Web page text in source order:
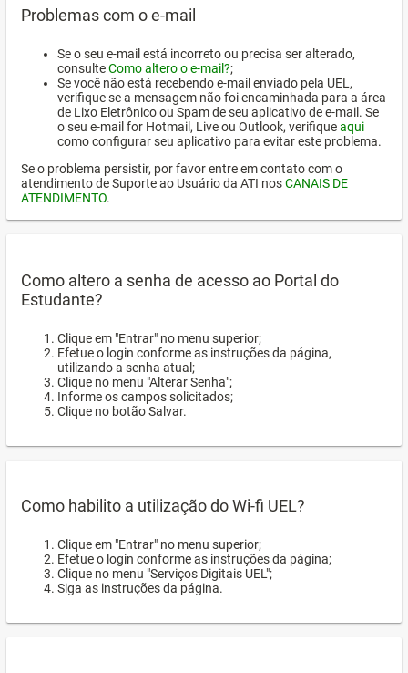
Problemas com o e-mail
Se o seu e-mail está incorreto ou precisa ser alterado,
consulteComo altero o e-mail?;
Se você não está recebendo e-mail enviado pela UEL,
verifique se a mensagem não foi encaminhada para a área
de Lixo Eletrônico ou Spam de seu aplicativo de e-mail. Se
o seu e-mail for Hotmail, Live ou Outlook, verifiqueaqui
como configurar seu aplicativo para evitar este problema.
Se o problema persistir, por favor entre em contato com o
atendimento de Suporte ao Usuário da ATI nosCANAIS DE
ATENDIMENTO.
Como altero a senha de acesso ao Portal do
Estudante?
Clique em "Entrar" no menu superior;
Efetue o login conforme as instruções da página,
utilizando a senha atual;
Clique no menu "Alterar Senha";
Informe os campos solicitados;
Clique no botão Salvar.
Como habilito a utilização do Wi-fi UEL?
Clique em "Entrar" no menu superior;
Efetue o login conforme as instruções da página;
Clique no menu "Serviços Digitais UEL";
Siga as instruções da página.